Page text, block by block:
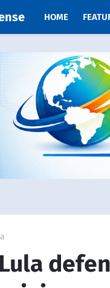
HOME
Lula